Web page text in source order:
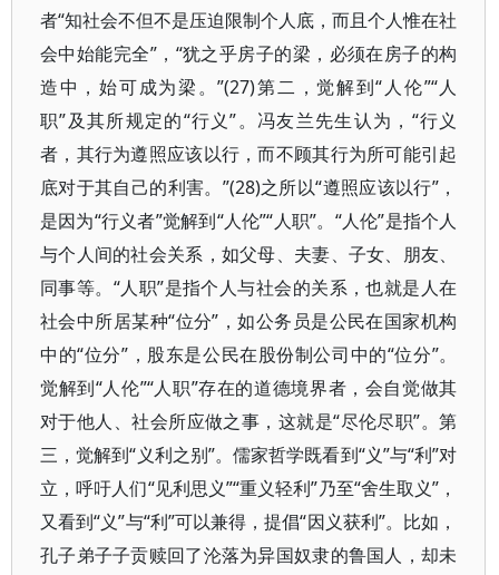
者“知社会不但不是压迫限制个人底，而且个人惟在社
会中始能完全”，“犹之乎房子的梁，必须在房子的构
造中，始可成为梁。”(27)第二，觉解到“人伦”“人
职”及其所规定的“行义”。冯友兰先生认为，“行义
者，其行为遵照应该以行，而不顾其行为所可能引起
底对于其自己的利害。”(28)之所以“遵照应该以行”，
是因为“行义者”觉解到“人伦”“人职”。“人伦”是指个人
与个人间的社会关系，如父母、夫妻、子女、朋友、
同事等。“人职”是指个人与社会的关系，也就是人在
社会中所居某种“位分”，如公务员是公民在国家机构
中的“位分”，股东是公民在股份制公司中的“位分”。
觉解到“人伦”“人职”存在的道德境界者，会自觉做其
对于他人、社会所应做之事，这就是“尽伦尽职”。第
三，觉解到“义利之别”。儒家哲学既看到“义”与“利”对
立，呼吁人们“见利思义”“重义轻利”乃至“舍生取义”，
又看到“义”与“利”可以兼得，提倡“因义获利”。比如，
孔子弟子子贡赎回了沦落为异国奴隶的鲁国人，却未